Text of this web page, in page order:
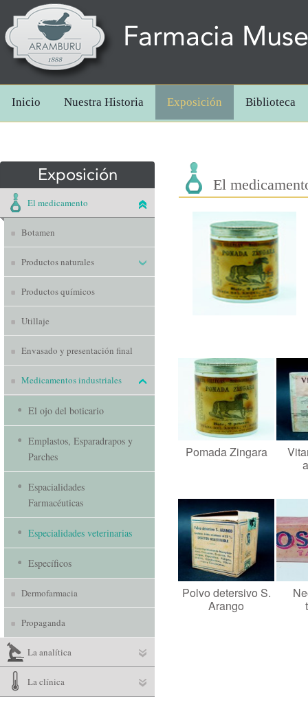
Farmacia
Inicio Nuestra Historia Exposición Biblioteca
Exposición
El medicamento
Botamen
Productos naturales
Productos químicos
Utillaje
Envasado y presentación final
Medicamentos industriales
El ojo del boticario
Emplastos, Esparadrapos y
Parches
Espacialidades
Farmacéuticas
Especialidades veterinarias
Específicos
Dermofarmacia
Propaganda
La analítica
La clínica
El
Pomada Zingara
Polvo detersivo S.
Arango